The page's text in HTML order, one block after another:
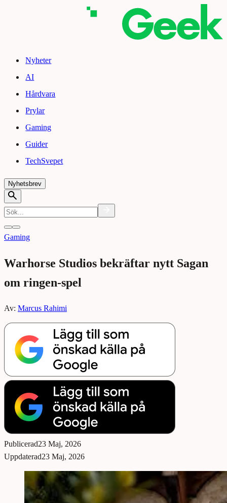
Nyheter
AI
Hårdvara
Prylar
Gaming
Guider
TechSvepet
Nyhetsbrev
Gaming
Warhorse Studios bekräftar nytt Sagan
om ringen-spel
Av: Marcus Rahimi
Publicerad23 Maj, 2026
Uppdaterad23 Maj, 2026